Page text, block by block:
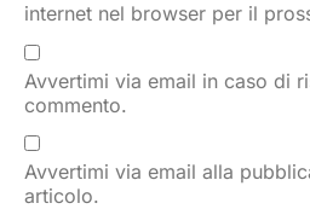
internet nel browser per il
Avvertimi via email in caso di
commento.
Avvertimi via email alla
articolo.